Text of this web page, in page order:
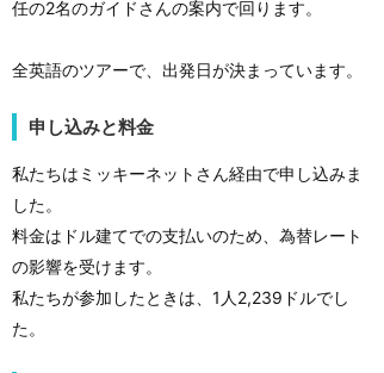
任の2名のガイドさんの案内で回ります。
全英語のツアーで、出発日が決まっています。
申し込みと料金
私たちはミッキーネットさん経由で申し込みま
した。
料金はドル建てでの支払いのため、為替レート
の影響を受けます。
私たちが参加したときは、1人2,239ドルでし
た。